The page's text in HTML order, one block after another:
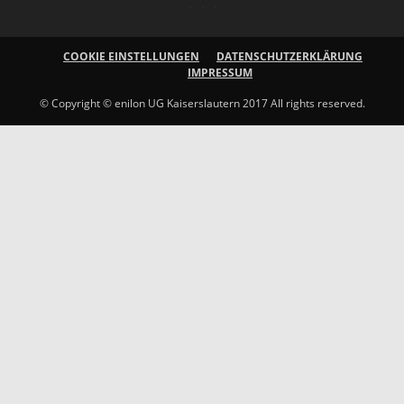
COOKIE EINSTELLUNGEN
DATENSCHUTZERKLÄRUNG
IMPRESSUM
© Copyright © enilon UG Kaiserslautern 2017 All rights reserved.